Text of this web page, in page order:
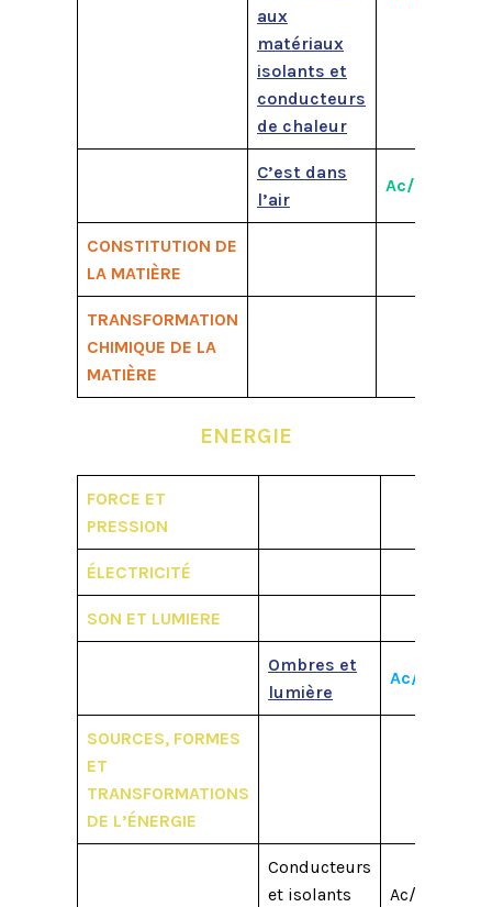
aux
matériaux
isolants et
conducteurs
de chaleur
C’est dans
l’air
Ac/M1
CONSTITUTION DE
LA MATIÈRE
TRANSFORMATION
CHIMIQUE DE LA
MATIÈRE
ENERGIE
FORCE ET
PRESSION
ÉLECTRICITÉ
SON ET LUMIERE
Ombres et
lumière
Ac/M1
SOURCES, FORMES
ET
TRANSFORMATIONS
DE L’ÉNERGIE
Conducteurs
et isolants
Ac/M1